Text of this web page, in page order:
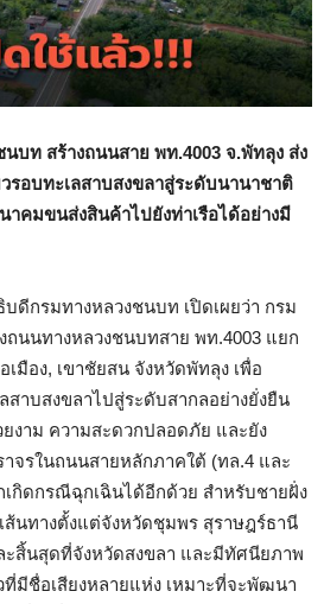
นบท สร้างถนนสาย พท.4003 จ.พัทลุง ส่ง
วรอบทะเลสาบสงขลาสู่ระดับนานาชาติ
คมขนส่งสินค้าไปยังท่าเรือได้อย่างมี
บดีกรมทางหลวงชนบท เปิดเผยว่า กรม
ถนนทางหลวงชนบทสาย พท.4003 แยก
เมือง, เขาชัยสน จังหวัดพัทลุง เพื่อ
สาบสงขลาไปสู่ระดับสากลอย่างยั่งยืน
งาม ความสะดวกปลอดภัย และยัง
จรในถนนสายหลักภาคใต้ (ทล.4 และ
กิดกรณีฉุกเฉินได้อีกด้วย สำหรับชายฝั่ง
ส้นทางตั้งแต่จังหวัดชุมพร สุราษฎร์ธานี
สิ้นสุดที่จังหวัดสงขลา และมีทัศนียภาพ
ที่มีชื่อเสียงหลายแห่ง เหมาะที่จะพัฒนา